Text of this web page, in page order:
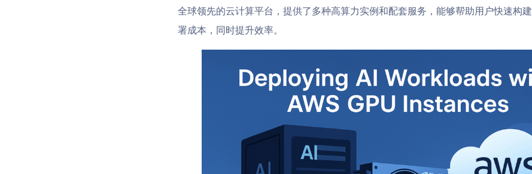
全球领先的云计算平台，提供了多种高算力实例和配套服务，能够帮助用户快速构建
署成本，同时提升效率。